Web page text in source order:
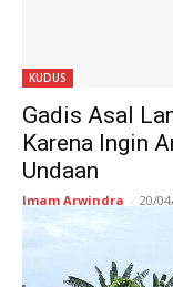
KUDUS
Gadis Asal
Karena Ingin
Undaan
Imam Arwindra - 20/